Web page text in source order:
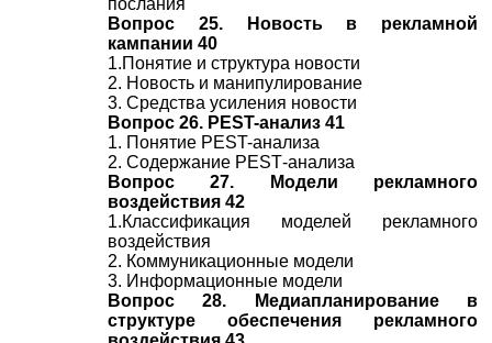
послания
Вопрос 25. Новость в рекламной
кампании 40
1.Понятие и структура новости
2. Новость и манипулирование
3. Средства усиления новости
Вопрос 26. PEST-анализ 41
1. Понятие PEST-анализа
2. Содержание РЕSТ-анализа
Вопрос 27. Модели рекламного
воздействия 42
1.Классификация моделей рекламного
воздействия
2. Коммуникационные модели
3. Информационные модели
Вопрос 28. Медиапланирование в
структуре обеспечения рекламного